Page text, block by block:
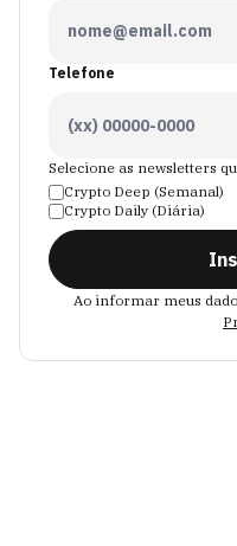
Telefone
Selecione as newsletters
Crypto Deep (Semanal)
Crypto Daily (Diária)
Ao informar meus